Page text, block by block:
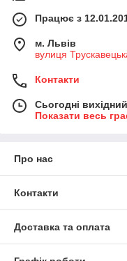
Працює з
м. Львів
вулиця
Контакти
Сьогодні вихідний
Показати весь
Про нас
Контакти
Доставка та оплата